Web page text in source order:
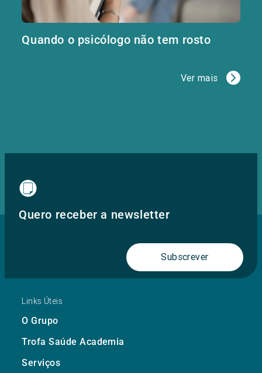
Quando o psicólogo não tem rosto
Ver mais
Quero receber a newsletter
Subscrever
Links Úteis
O Grupo
Trofa Saúde Academia
Serviços